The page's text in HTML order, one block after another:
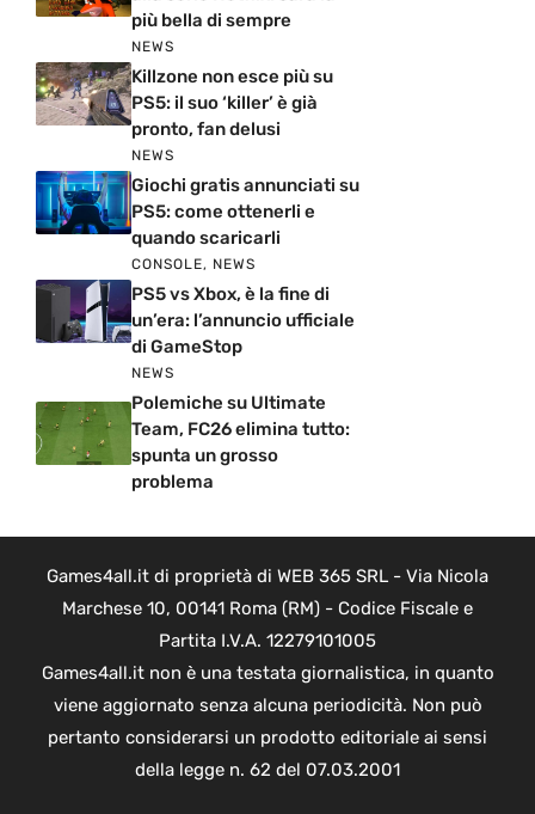
più bella di sempre
NEWS
Killzone non esce più su
PS5: il suo ‘killer’ è già
pronto, fan delusi
NEWS
Giochi gratis annunciati su
PS5: come ottenerli e
quando scaricarli
CONSOLE, NEWS
PS5 vs Xbox, è la fine di
un’era: l’annuncio ufficiale
di GameStop
NEWS
Polemiche su Ultimate
Team, FC26 elimina tutto:
spunta un grosso
problema
Games4all.it di proprietà di WEB 365 SRL - Via Nicola
Marchese 10, 00141 Roma (RM) - Codice Fiscale e
Partita I.V.A. 12279101005
Games4all.it non è una testata giornalistica, in quanto
viene aggiornato senza alcuna periodicità. Non può
pertanto considerarsi un prodotto editoriale ai sensi
della legge n. 62 del 07.03.2001